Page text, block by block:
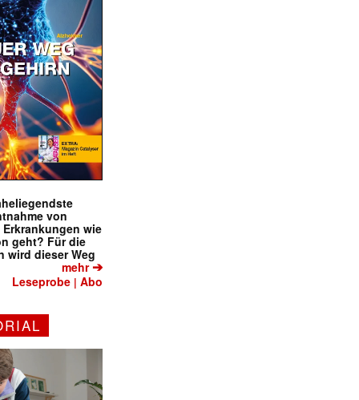
von
wie
geht? Für die
wird dieser Weg
mehr➔
Leseprobe |Abo